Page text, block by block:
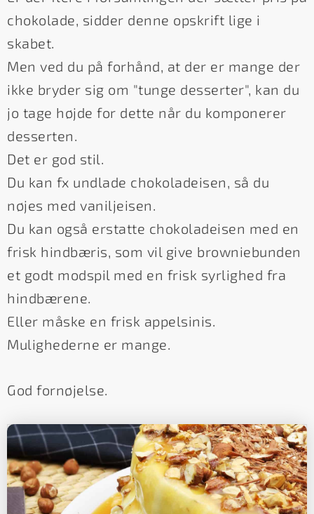
chokolade, sidder denne opskrift lige i
skabet.
Men ved du på forhånd, at der er mange der
ikke bryder sig om "tunge desserter", kan du
jo tage højde for dette når du komponerer
desserten.
Det er god stil.
Du kan fx undlade chokoladeisen, så du
nøjes med vaniljeisen.
Du kan også erstatte chokoladeisen med en
frisk hindbæris, som vil give browniebunden
et godt modspil med en frisk syrlighed fra
hindbærene.
Eller måske en frisk appelsinis.
Mulighederne er mange.
God fornøjelse.